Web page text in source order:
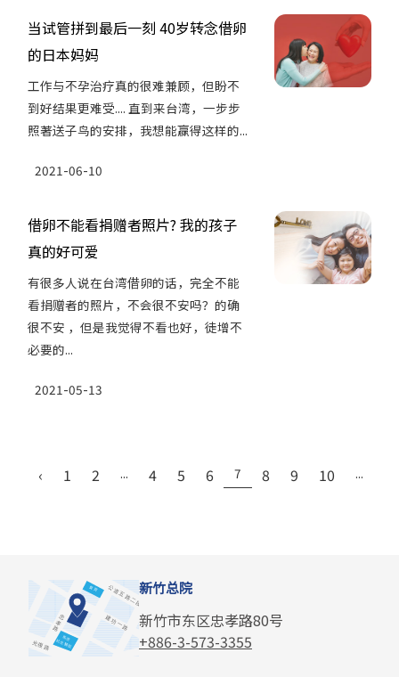
当试管拼到最后一刻 40岁转念借卵
的日本妈妈
工作与不孕治疗真的很难兼顾，但盼不
到好结果更难受.... 直到来台湾，一步步
照著送子鸟的安排，我想能赢得这样的...
2021-06-10
借卵不能看捐赠者照片? 我的孩子
真的好可爱
有很多人说在台湾借卵的话，完全不能
看捐赠者的照片，不会很不安吗？的确
很不安 ，但是我觉得不看也好，徒增不
必要的...
2021-05-13
‹ 1 2 ... 4 5 6 7 8 9 10 ...
新竹总院
新竹市东区忠孝路80号
+886-3-573-3355